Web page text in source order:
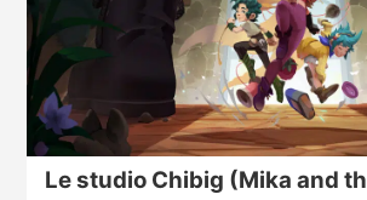
Le studio Chibig (Mika and